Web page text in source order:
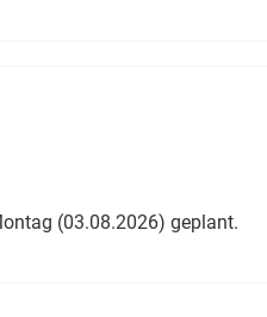
(03.08.2026) geplant.